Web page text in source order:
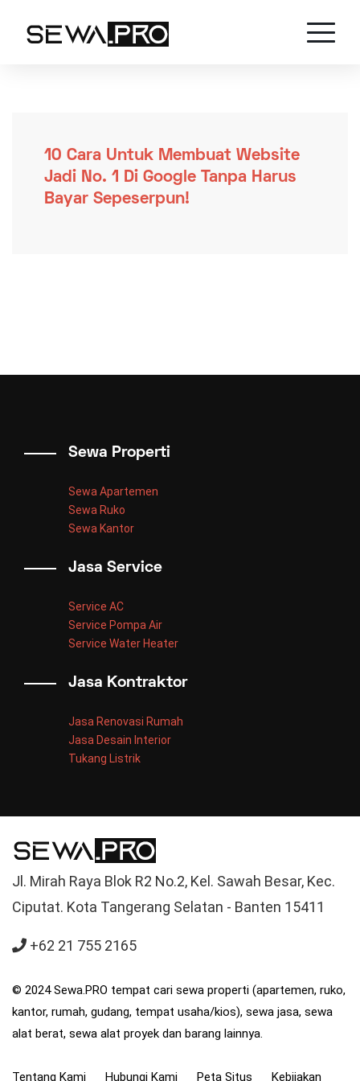
10 Cara Untuk Membuat Website
Jadi No. 1 Di Google Tanpa Harus
Bayar Sepeserpun!
Sewa Properti
Sewa Apartemen
Sewa Ruko
Sewa Kantor
Jasa Service
Service AC
Service Pompa Air
Service Water Heater
Jasa Kontraktor
Jasa Renovasi Rumah
Jasa Desain Interior
Tukang Listrik
Jl. Mirah Raya Blok R2 No.2, Kel. Sawah Besar, Kec.
Ciputat. Kota Tangerang Selatan - Banten 15411
+62 21 755 2165
© 2024 Sewa.PRO tempat cari sewa properti (apartemen, ruko,
kantor, rumah, gudang, tempat usaha/kios), sewa jasa, sewa
alat berat, sewa alat proyek dan barang lainnya.
Tentang Kami Hubungi Kami Peta Situs Kebijakan